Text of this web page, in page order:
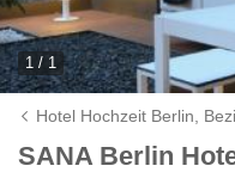
1 / 1
Hotel Hochzeit Berlin,
SANA Berlin